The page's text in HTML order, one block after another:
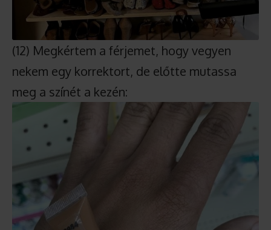
(12) Megkértem a férjemet, hogy vegyen
nekem egy korrektort, de előtte mutassa
meg a színét a kezén: